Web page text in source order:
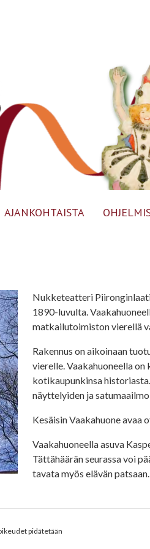
AJANKOHTAISTA
Nukketeatteri
1890-luvulta.
matkailutoimiston vierellä
Rakennus on aikoinaan
vierelle. Vaakahuoneella
kotikaupunkinsa
näyttelyiden ja
Kesäisin Vaakahuone avaa
Vaakahuoneella asuva
Tättähäärän seurassa voi
tavata myös elävän patsaan.
pidätetään